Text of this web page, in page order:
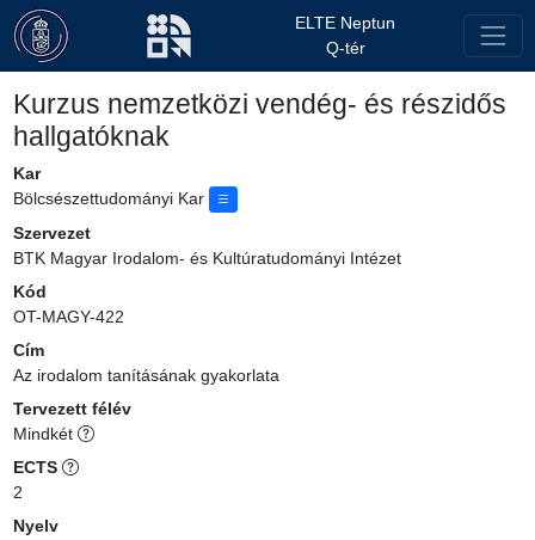
ELTE Neptun
Q-tér
Kurzus nemzetközi vendég- és részidős
hallgatóknak
Kar
Bölcsészettudományi Kar
Szervezet
BTK Magyar Irodalom- és Kultúratudományi Intézet
Kód
OT-MAGY-422
Cím
Az irodalom tanításának gyakorlata
Tervezett félév
Mindkét
ECTS
2
Nyelv